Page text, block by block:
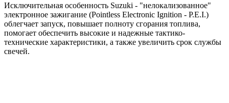
Исключительная особенность Suzuki - "нелокализованное"
электронное зажигание (Pointless Electronic Ignition - P.E.I.)
облегчает запуск, повышает полноту сгорания топлива,
помогает обеспечить высокие и надежные тактико-
технические характеристики, а также увеличить срок службы
свечей.